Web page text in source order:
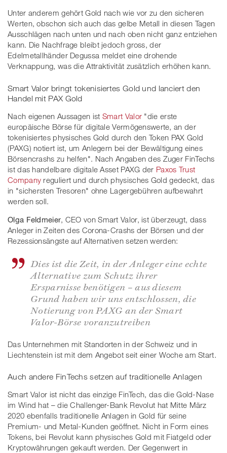
Unter anderem gehört Gold nach wie vor zu den sicheren
Werten, obschon sich auch das gelbe Metall in diesen Tagen
Ausschlägen nach unten und nach oben nicht ganz entziehen
kann. Die Nachfrage bleibt jedoch gross, der
Edelmetallhänder Degussa meldet eine drohende
Verknappung, was die Attraktivität zusätzlich erhöhen kann.
Smart Valor bringt tokenisiertes Gold und lanciert den
Handel mit PAX Gold
Nach eigenen Aussagen ist Smart Valor "die erste
europäische Börse für digitale Vermögenswerte, an der
tokenisiertes physisches Gold durch den Token PAX Gold
(PAXG) notiert ist, um Anlegern bei der Bewältigung eines
Börsencrashs zu helfen". Nach Angaben des Zuger FinTechs
ist das handelbare digitale Asset PAXG der Paxos Trust
Company reguliert und durch physisches Gold gedeckt, das
in "sichersten Tresoren" ohne Lagergebühren aufbewahrt
werden soll.
Olga Feldmeier, CEO von Smart Valor, ist überzeugt, dass
Anleger in Zeiten des Corona-Crashs der Börsen und der
Rezessionsängste auf Alternativen setzen werden:
Dies ist die Zeit, in der Anleger eine echte
Alternative zum Schutz ihrer
Ersparnisse benötigen – aus diesem
Grund haben wir uns entschlossen, die
Notierung von PAXG an der Smart
Valor-Börse voranzutreiben
Das Unternehmen mit Standorten in der Schweiz und in
Liechtenstein ist mit dem Angebot seit einer Woche am Start.
Auch andere FinTechs setzen auf traditionelle Anlagen
Smart Valor ist nicht das einzige FinTech, das die Gold-Nase
im Wind hat – die Challenger-Bank Revolut hat Mitte März
2020 ebenfalls traditionelle Anlagen in Gold für seine
Premium- und Metal-Kunden geöffnet. Nicht in Form eines
Tokens, bei Revolut kann physisches Gold mit Fiatgeld oder
Kryptowährungen gekauft werden. Der Gegenwert in